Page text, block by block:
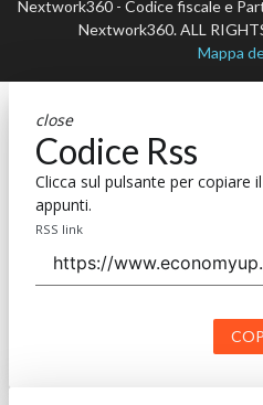
Nextwork360 - Codice fiscale e
Nextwork360. ALL
Mappa
close
Codice Rss
Clicca sul pulsante per copiare il
appunti.
RSS link